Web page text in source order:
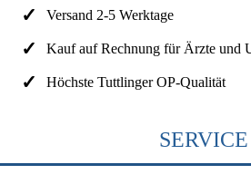
Versand 2-5 Werktage
Kauf auf Rechnung für Ärzte und
Höchste Tuttlinger OP-Qualität
SERVICE